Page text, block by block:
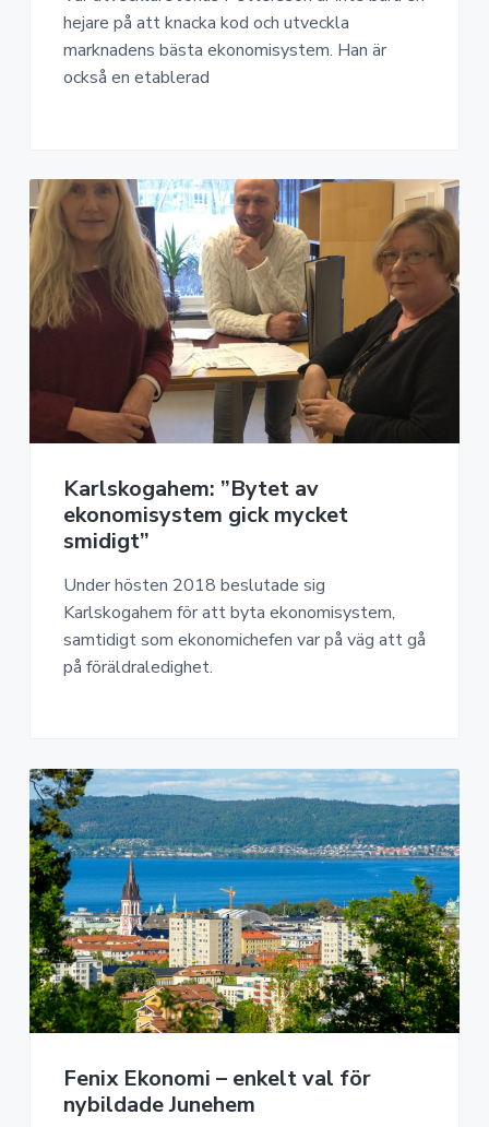
hejare på att knacka kod och utveckla
marknadens bästa ekonomisystem. Han är
också en etablerad
Karlskogahem: ”Bytet av
ekonomisystem gick mycket
smidigt”
Under hösten 2018 beslutade sig
Karlskogahem för att byta ekonomisystem,
samtidigt som ekonomichefen var på väg att gå
på föräldraledighet.
Fenix Ekonomi – enkelt val för
nybildade Junehem